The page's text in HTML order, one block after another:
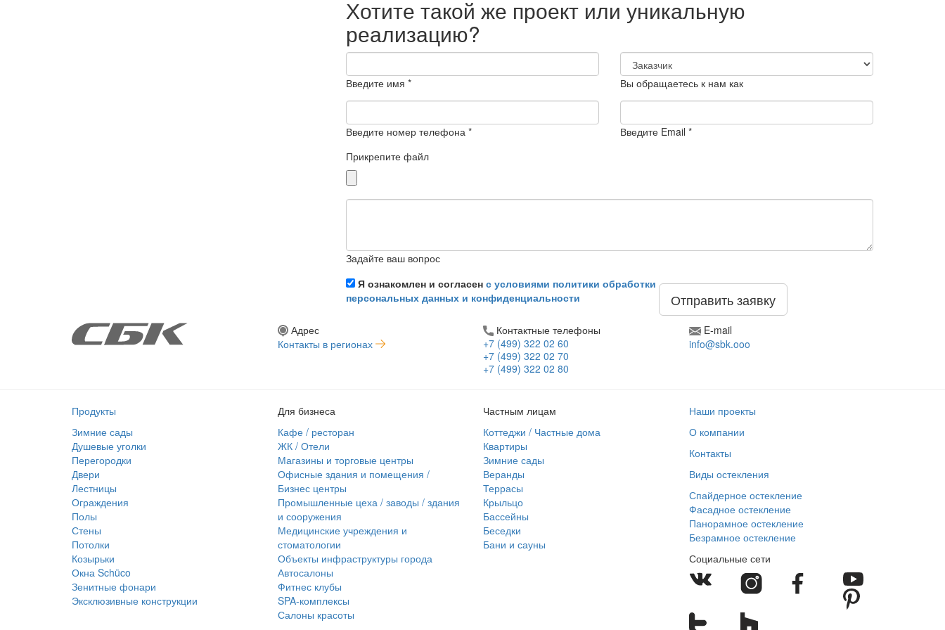
Хотите такой же проект или уникальную
реализацию?
Введите имя * Вы обращаетесь к нам как
Введите номер телефона *
Введите Email *
Прикрепите файл
Задайте ваш вопрос
Я ознакомлен и согласен с условиями политики обработки
персональных данных и конфиденциальности
Отправить заявку
Адрес
Контакты в регионах
Контактные телефоны
+7 (499) 322 02 60
+7 (499) 322 02 70
+7 (499) 322 02 80
E-mail
info@sbk.ooo
Продукты
Зимние сады
Душевые уголки
Перегородки
Двери
Лестницы
Ограждения
Полы
Стены
Потолки
Козырьки
Окна Schüco
Зенитные фонари
Эксклюзивные конструкции
Для бизнеса
Кафе / ресторан
ЖК / Отели
Магазины и торговые центры
Офисные здания и помещения /
Бизнес центры
Промышленные цеха / заводы / здания
и сооружения
Медицинские учреждения и
стоматологии
Объекты инфраструктуры города
Автосалоны
Фитнес клубы
SPA-комплексы
Салоны красоты
Частным лицам
Коттеджи / Частные дома
Квартиры
Зимние сады
Веранды
Террасы
Крыльцо
Бассейны
Беседки
Бани и сауны
Наши проекты
О компании
Контакты
Виды остекления
Спайдерное остекление
Фасадное остекление
Панорамное остекление
Безрамное остекление
Социальные сети